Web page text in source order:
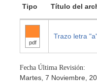
Tipo Título del
pdf
Trazo letra
Fecha Última Revisión:
Martes, 7 Noviembre,